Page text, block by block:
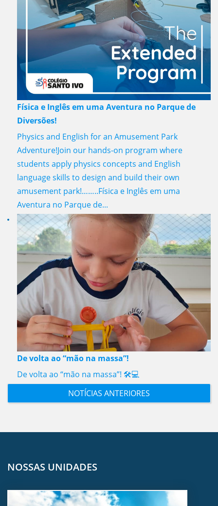
Física e Inglês em uma Aventura no Parque de
Diversões!
Physics and English for an Amusement Park
Adventure!Join our hands-on program where
students apply physics concepts and English
language skills to design and build their own
amusement park!……..Física e Inglês em uma
Aventura no Parque de...
De volta ao “mão na massa”!
De volta ao “mão na massa”! 🛠️💻
NOTÍCIAS ANTERIORES
NOSSAS UNIDADES